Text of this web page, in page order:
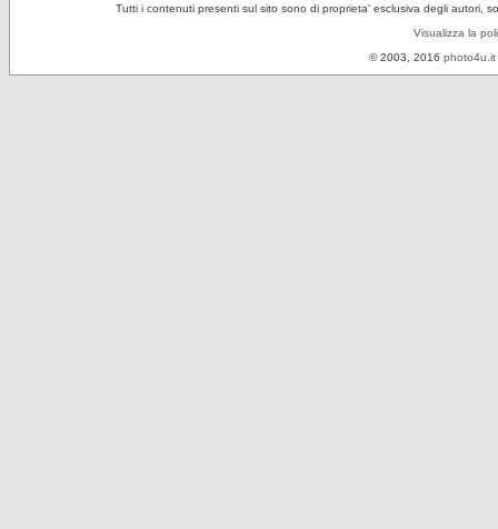
Tutti i contenuti presenti sul sito sono di proprieta' esclusiva degli autori,
Visualizza la
© 2003, 2016 photo4u.it